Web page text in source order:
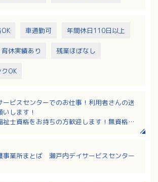
車通勤可 年間休日110日以上
休実績あり 残業ほぼなし
OK
ービスセンターでのお仕事！利用者さんの送
します！
祉士資格をお持ちの方歓迎します！無資格の
務される職員さんが多く安定的に勤務ができ
事業所まとば 瀬戸内デイサービスセンター